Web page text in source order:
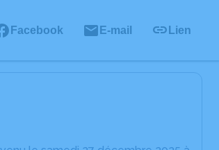
Facebook E-mail Lien